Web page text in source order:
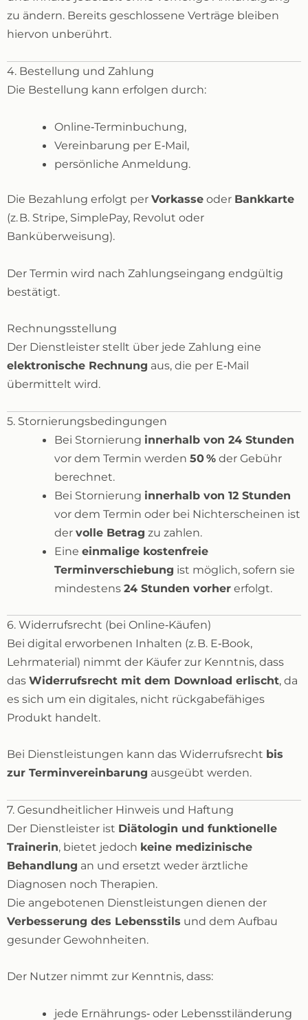
zu ändern. Bereits geschlossene Verträge bleiben
hiervon unberührt.
4. Bestellung und Zahlung
Die Bestellung kann erfolgen durch:
Online‑Terminbuchung,
Vereinbarung per E‑Mail,
persönliche Anmeldung.
Die Bezahlung erfolgt per Vorkasse oder Bankkarte
(z. B. Stripe, SimplePay, Revolut oder
Banküberweisung).
Der Termin wird nach Zahlungseingang endgültig
bestätigt.
Rechnungsstellung
Der Dienstleister stellt über jede Zahlung eine
elektronische Rechnung aus, die per E‑Mail
übermittelt wird.
5. Stornierungsbedingungen
Bei Stornierung innerhalb von 24 Stunden
vor dem Termin werden50 % der Gebühr
berechnet.
Bei Stornierung innerhalb von 12 Stunden
vor dem Termin oder bei Nichterscheinen ist
dervolle Betrag zu zahlen.
Eineeinmalige kostenfreie
Terminverschiebung ist möglich, sofern sie
mindestens24 Stunden vorher erfolgt.
6. Widerrufsrecht (bei Online‑Käufen)
Bei digital erworbenen Inhalten (z. B. E‑Book,
Lehrmaterial) nimmt der Käufer zur Kenntnis, dass
das Widerrufsrecht mit dem Download erlischt, da
es sich um ein digitales, nicht rückgabefähiges
Produkt handelt.
Bei Dienstleistungen kann das Widerrufsrecht bis
zur Terminvereinbarung ausgeübt werden.
7. Gesundheitlicher Hinweis und Haftung
Der Dienstleister ist Diätologin und funktionelle
Trainerin, bietet jedoch keine medizinische
Behandlung an und ersetzt weder ärztliche
Diagnosen noch Therapien.
Die angebotenen Dienstleistungen dienen der
Verbesserung des Lebensstils und dem Aufbau
gesunder Gewohnheiten.
Der Nutzer nimmt zur Kenntnis, dass:
jede Ernährungs‑ oder Lebensstiländerung